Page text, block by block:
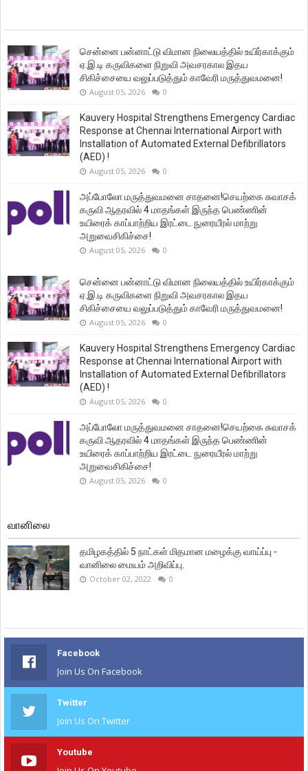
சென்னை பன்னாட்டு விமான நிலையத்தில் உயிர்காக்கும்
ஏ.இ.டி கருவிகளை நிறுவி அவசரகால இதய
சிகிச்சையை வலுப்படுத்தும் காவேரி மருத்துவமனை!
August 05, 2026 0
Kauvery Hospital Strengthens Emergency Cardiac
Response at Chennai International Airport with
Installation of Automated External Defibrillators
(AED) !
August 05, 2026 0
அப்போலோ மருத்துவமனை சாதனை!செயற்கை சுவாசக்
கருவி ஆதரவில் 4 மாதங்கள் இருந்த பெண்ணின்
உயிரைக் காப்பாற்றிய இரட்டை நுரையீரல் மாற்று
அறுவைசிகிச்சை!
August 05, 2026 0
சென்னை பன்னாட்டு விமான நிலையத்தில் உயிர்காக்கும்
ஏ.இ.டி கருவிகளை நிறுவி அவசரகால இதய
சிகிச்சையை வலுப்படுத்தும் காவேரி மருத்துவமனை!
August 05, 2026 0
Kauvery Hospital Strengthens Emergency Cardiac
Response at Chennai International Airport with
Installation of Automated External Defibrillators
(AED) !
August 05, 2026 0
அப்போலோ மருத்துவமனை சாதனை!செயற்கை சுவாசக்
கருவி ஆதரவில் 4 மாதங்கள் இருந்த பெண்ணின்
உயிரைக் காப்பாற்றிய இரட்டை நுரையீரல் மாற்று
அறுவைசிகிச்சை!
August 05, 2026 0
வானிலை
தமிழகத்தில் 5 நாட்கள் மிதமான மழைக்கு வாய்ப்பு -
வானிலை மையம் அறிவிப்பு.
October 02, 2022 0
Facebook
Join Us On Facebook
Twitter
Join Us On Twitter
Youtube